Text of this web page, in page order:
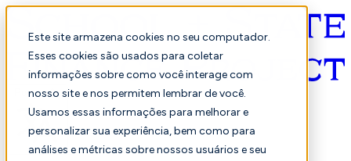
Este site armazena cookies no seu computador.
Esses cookies são usados para coletar
informações sobre como você interage com
nosso site e nos permitem lembrar de você.
Usamos essas informações para melhorar e
personalizar sua experiência, bem como para
análises e métricas sobre nossos usuários e seu
Português